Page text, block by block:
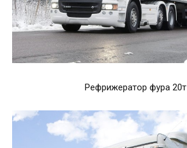
Рефрижератор фура 20т